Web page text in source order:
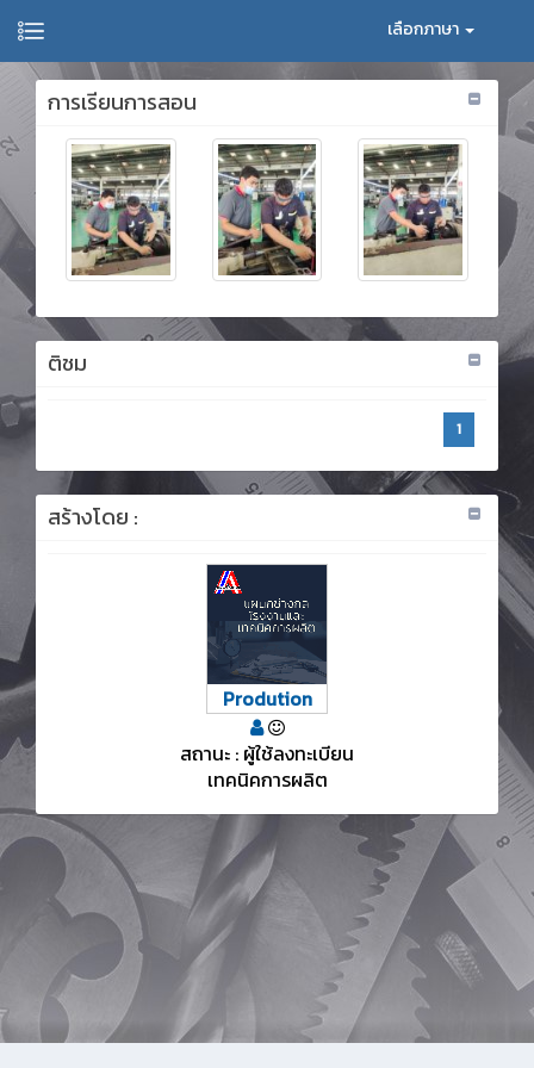
เลือกภาษา
การเรียนการสอน
ติชม
1
สร้างโดย :
Prodution
สถานะ : ผู้ใช้ลงทะเบียน
เทคนิคการผลิต